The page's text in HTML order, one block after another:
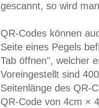
gescannt, so wird
QR-Codes können
Seite eines Pegels
Tab öffnen", welcher
Voreingestellt sind
Seitenlänge des QR-
QR-Code von 4cm ×